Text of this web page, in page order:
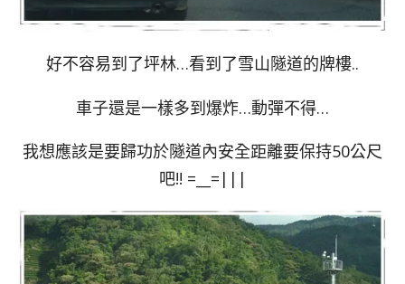
好不容易到了坪林…看到了雪山隧道的牌樓..
車子還是一樣多到爆炸…動彈不得…
我想應該是要歸功於隧道內安全距離要保持50公尺
吧!! =__=|||